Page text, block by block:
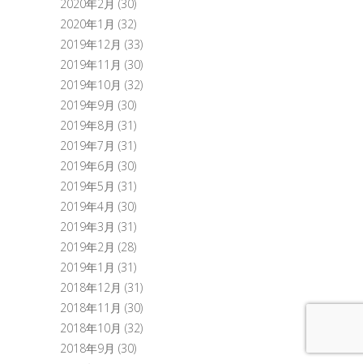
2020年2月 (30)
2020年1月 (32)
2019年12月 (33)
2019年11月 (30)
2019年10月 (32)
2019年9月 (30)
2019年8月 (31)
2019年7月 (31)
2019年6月 (30)
2019年5月 (31)
2019年4月 (30)
2019年3月 (31)
2019年2月 (28)
2019年1月 (31)
2018年12月 (31)
2018年11月 (30)
2018年10月 (32)
2018年9月 (30)